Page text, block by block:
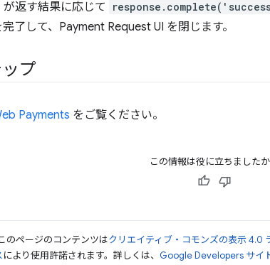
が返す結果に応じて
了して、Payment Request UI を閉じます。
プ
Payments をご覧ください。
この情報は役に立ちました
のページのコンテンツはクリエイティブ・コモンズの表示 4.0
により使用許諾されます。詳しくは、 Google Developers サイ